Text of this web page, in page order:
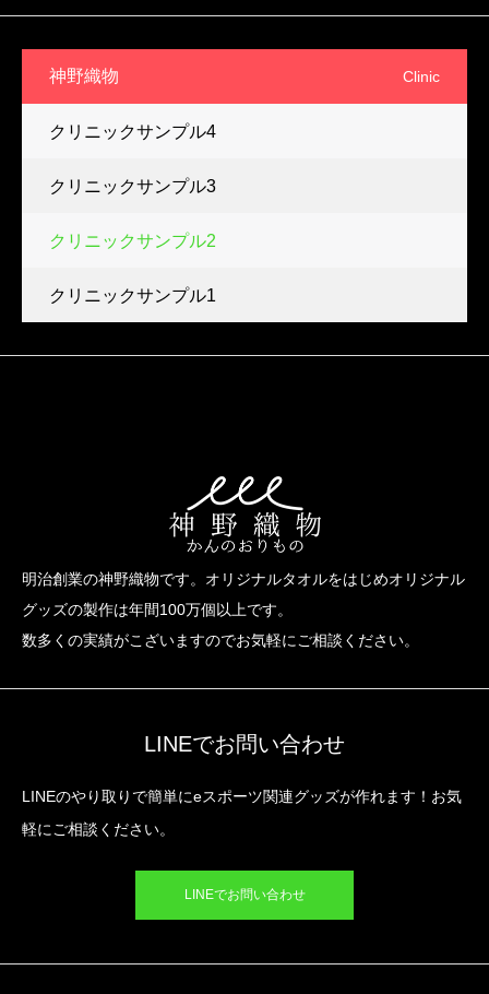
神野織物 Clinic
クリニックサンプル4
クリニックサンプル3
クリニックサンプル2
クリニックサンプル1
明治創業の神野織物です。オリジナルタオルをはじめオリジナル
グッズの製作は年間100万個以上です。
数多くの実績がこざいますのでお気軽にご相談ください。
LINEでお問い合わせ
LINEのやり取りで簡単にeスポーツ関連グッズが作れます！お気
軽にご相談ください。
LINEでお問い合わせ